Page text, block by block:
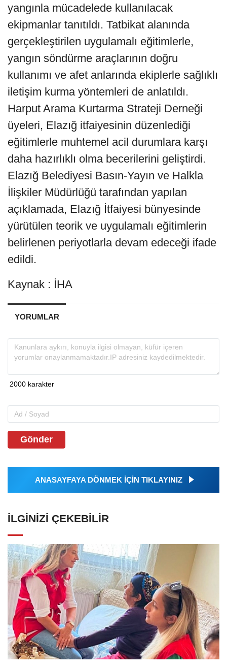
yangınla mücadelede kullanılacak
ekipmanlar tanıtıldı. Tatbikat alanında
gerçekleştirilen uygulamalı eğitimlerle,
yangın söndürme araçlarının doğru
kullanımı ve afet anlarında ekiplerle sağlıklı
iletişim kurma yöntemleri de anlatıldı.
Harput Arama Kurtarma Strateji Derneği
üyeleri, Elazığ itfaiyesinin düzenlediği
eğitimlerle muhtemel acil durumlara karşı
daha hazırlıklı olma becerilerini geliştirdi.
Elazığ Belediyesi Basın-Yayın ve Halkla
İlişkiler Müdürlüğü tarafından yapılan
açıklamada, Elazığ İtfaiyesi bünyesinde
yürütülen teorik ve uygulamalı eğitimlerin
belirlenen periyotlarla devam edeceği ifade
edildi.
Kaynak : İHA
YORUMLAR
Gönder
ANASAYFAYA DÖNMEK İÇİN TIKLAYINIZ
İLGINIZI ÇEKEBILIR